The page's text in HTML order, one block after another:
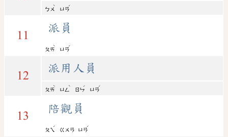
ㄅㄨ
ˋ
ㄩㄢ
ˊ
11
派員
ㄆㄞ
ˋ
ㄩㄢ
ˊ
12
派用人員
ㄆㄞ
ˋ
ㄩㄥ
ˋ
ㄖㄣ
ˊ
ㄩㄢ
ˊ
13
陪觀員
ㄆㄟ
ˊ
ㄍㄨㄢ ㄩㄢ
ˊ